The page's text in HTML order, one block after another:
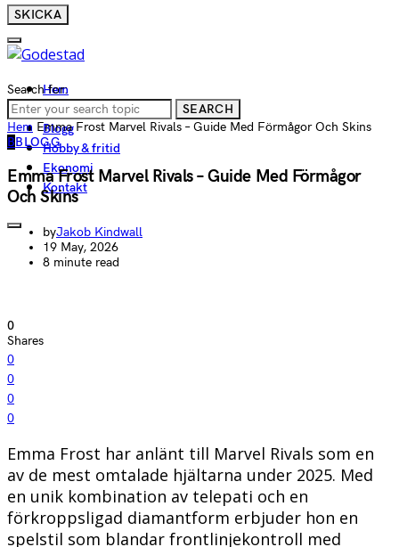
SKICKA
Hem
Tjänster
Blogg
Hobby & fritid
Ekonomi
Kontakt
Search for:
SEARCH
Hem Emma Frost Marvel Rivals – Guide Med Förmågor Och Skins
BBLOGG
Emma Frost Marvel Rivals – Guide Med Förmågor
Och Skins
byJakob Kindwall
19 May, 2026
8 minute read
0
Shares
0
0
0
0
Emma Frost har anlänt till Marvel Rivals som en
av de mest omtalade hjältarna under 2025. Med
en unik kombination av telepati och en
förkroppsligad diamantform erbjuder hon en
spelstil som blandar frontlinjekontroll med